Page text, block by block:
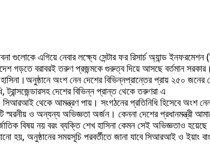
গুলোকে এগিয়ে নেবার লক্ষ্যে সেন্টার ফর রিসার্চ অ্যান্ড
গড়তে বরাবরই তরুণ প্রজন্মকে গুরুত্ব দিয়ে আসছে বর্তমান
অংশ নেন দেশের বিভিন্নপ্রান্তের প্রায় ২৫০
দেশের বিভিন্ন প্রান্ত থেকে তরুণরা এ
থেকে আমন্ত্রণ পায়। সংগঠনের প্রতিনিধি হিসেবে অংশ
ও অন্যন্য অভিজ্ঞতা অর্জন। কেননা দেশের প্রধানমন্ত্রী
বিষয় নয় বরং ব্যক্তি শেখ হাসিনা কেমন সেই অভিজ্ঞতাও
অনুষ্ঠানের সময়সূচি পরবর্তীতে জানা যাবে সিআরআই ও ইয়াং